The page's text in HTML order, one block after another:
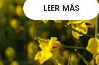
LEER MÁS